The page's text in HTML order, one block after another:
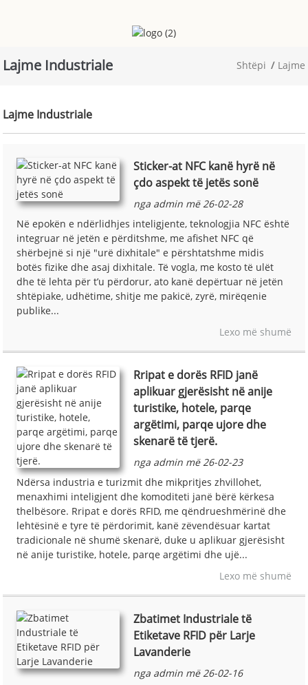
Lajme Industriale Shtëpi Lajme
Lajme Industriale
Sticker-at NFC kanë hyrë në
çdo aspekt të jetës sonë
nga admin më 26-02-28
Në epokën e ndërlidhjes inteligjente, teknologjia NFC është
integruar në jetën e përditshme, me afishet NFC që
shërbejnë si një "urë dixhitale" e përshtatshme midis
botës fizike dhe asaj dixhitale. Të vogla, me kosto të ulët
dhe të lehta për t’u përdorur, ato kanë depërtuar në jetën
shtëpiake, udhëtime, shitje me pakicë, zyrë, mirëqenie
publike...
Lexo më shumë
Rripat e dorës RFID janë
aplikuar gjerësisht në anije
turistike, hotele, parqe
argëtimi, parqe ujore dhe
skenarë të tjerë.
nga admin më 26-02-23
Ndërsa industria e turizmit dhe mikpritjes zhvillohet,
menaxhimi inteligjent dhe komoditeti janë bërë kërkesa
thelbësore. Rripat e dorës RFID, me qëndrueshmërinë dhe
lehtësinë e tyre të përdorimit, kanë zëvendësuar kartat
tradicionale në shumë skenarë, duke u aplikuar gjerësisht
në anije turistike, hotele, parqe argëtimi dhe ujë...
Lexo më shumë
Zbatimet Industriale të
Etiketave RFID për Larje
Lavanderie
nga admin më 26-02-16